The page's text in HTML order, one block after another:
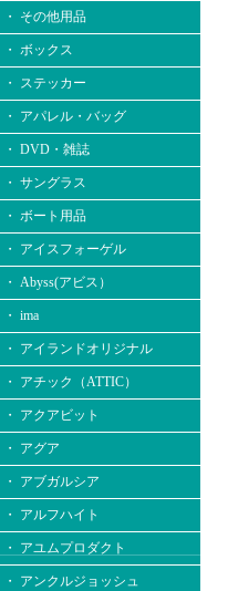
・ その他用品
・ ボックス
・ ステッカー
・ アパレル・バッグ
・ DVD・雑誌
・ サングラス
・ ボート用品
・ アイスフォーゲル
・ Abyss(アビス）
・ ima
・ アイランドオリジナル
・ アチック（ATTIC）
・ アクアビット
・ アグア
・ アブガルシア
・ アルフハイト
・ アユムプロダクト
・ アンクルジョッシュ